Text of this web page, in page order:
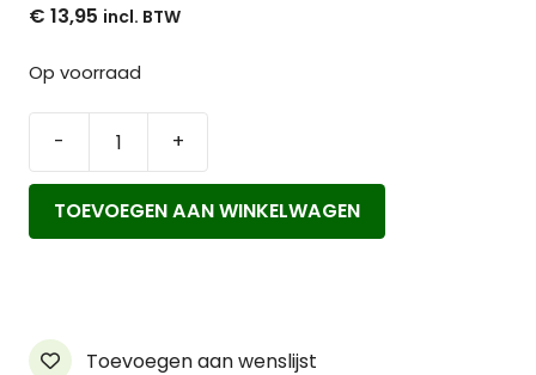
€ 13,95
Op voorraad
-
Brands
Organic
Hair
+
TOEVOEGEN AAN WINKELWAGEN
Toevoegen aan wenslijst